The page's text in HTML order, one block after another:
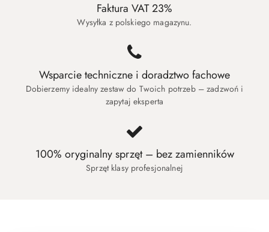
Faktura VAT 23%
Wysyłka z polskiego magazynu.
Wsparcie techniczne i doradztwo fachowe
Dobierzemy idealny zestaw do Twoich potrzeb – zadzwoń i
zapytaj eksperta
100% oryginalny sprzęt – bez zamienników
Sprzęt klasy profesjonalnej